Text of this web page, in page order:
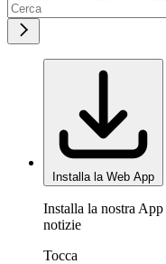
Installa la Web App
Installa la nostra
notizie
Tocca